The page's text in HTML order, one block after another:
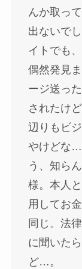
んか取っ
出ないで
イトでも
偶然発見
ージ送っ
されたけ
辺りもビ
やけどな…
う、知ら
様。本人
用してお
同じ。法
に聞いた
ど…。